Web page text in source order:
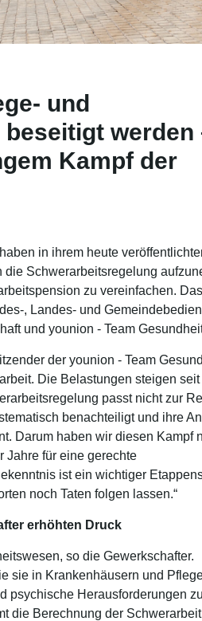
und
werden
Kampf der
in ihrem heute
Schwerarbeitsregelung
zu vereinfachen.
, Landes- und
und younion - Team
der younion - Team
Die Belastungen steigen seit
passt nicht zur
benachteiligt und ihre
Darum haben wir diesen Kampf
Jahre für eine gerechte
ist ein wichtiger
noch Taten folgen lassen.“
erhöhten Druck
so die Gewerkschafter.
sie in Krankenhäusern und
psychische Herausforderungen
die Berechnung der